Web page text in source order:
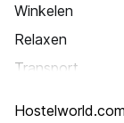
Winkelen
Relaxen
Transport